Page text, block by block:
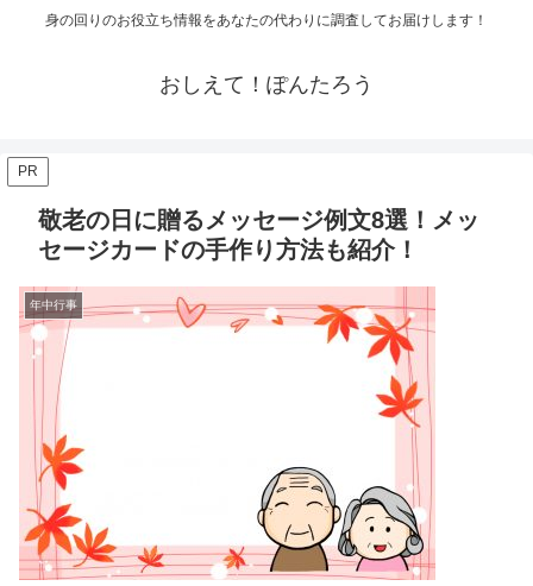
身の回りのお役立ち情報をあなたの代わりに調査してお届けします！
おしえて！ぽんたろう
PR
敬老の日に贈るメッセージ例文8選！メッ
セージカードの手作り方法も紹介！
年中行事